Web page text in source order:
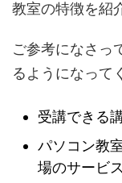
教室の特徴を紹
ご参考になさっ
るようになって
受講できる
パソコン教
場のサービ